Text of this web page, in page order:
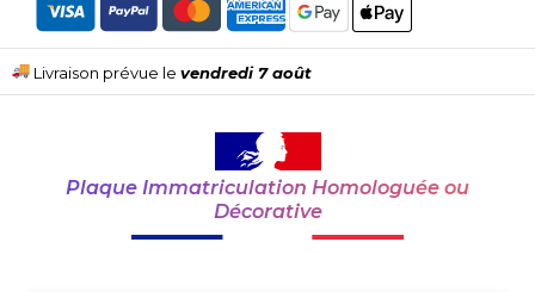
Livraison prévue le vendredi 7 août
Plaque Immatriculation Homologuée ou
Décorative